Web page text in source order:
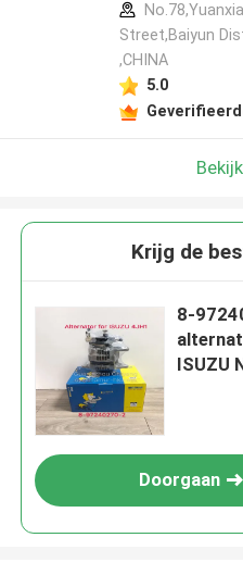
Street,Baiyun
,CHINA
5.0
Krijg de
8-
ISUZU
Doorgaan